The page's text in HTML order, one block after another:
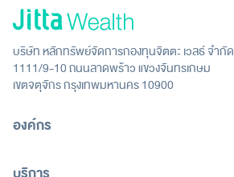
บริษัท หลักทรัพย์จัดการกองทุนจิตตะ เวลธ์ จำกัด
1111/9-10 ถนนลาดพร้าว แขวงจันทรเกษม
เขตจตุจักร กรุงเทพมหานคร 10900
องค์กร